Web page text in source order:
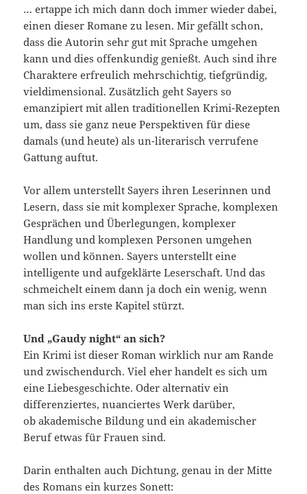
… ertappe ich mich dann doch immer wieder dabei,
einen dieser Romane zu lesen. Mir gefällt schon,
dass die Autorin sehr gut mit Sprache umgehen
kann und dies offenkundig genießt. Auch sind ihre
Charaktere erfreulich mehrschichtig, tiefgründig,
vieldimensional. Zusätzlich geht Sayers so
emanzipiert mit allen traditionellen Krimi-Rezepten
um, dass sie ganz neue Perspektiven für diese
damals (und heute) als un-literarisch verrufene
Gattung auftut.
Vor allem unterstellt Sayers ihren Leserinnen und
Lesern, dass sie mit komplexer Sprache, komplexen
Gesprächen und Überlegungen, komplexer
Handlung und komplexen Personen umgehen
wollen und können. Sayers unterstellt eine
intelligente und aufgeklärte Leserschaft. Und das
schmeichelt einem dann ja doch ein wenig, wenn
man sich ins erste Kapitel stürzt.
Und „Gaudy night“ an sich?
Ein Krimi ist dieser Roman wirklich nur am Rande
und zwischendurch. Viel eher handelt es sich um
eine Liebesgeschichte. Oder alternativ ein
differenziertes, nuanciertes Werk darüber,
ob akademische Bildung und ein akademischer
Beruf etwas für Frauen sind.
Darin enthalten auch Dichtung, genau in der Mitte
des Romans ein kurzes Sonett: